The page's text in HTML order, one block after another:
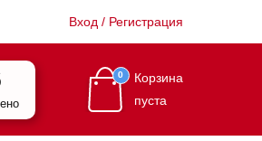
Вход / Регистрация
0
Корзина
пуста